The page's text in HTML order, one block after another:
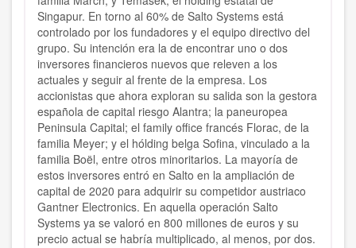
Singapur. En torno al 60% de Salto Systems está
controlado por los fundadores y el equipo directivo del
grupo. Su intención era la de encontrar uno o dos
inversores financieros nuevos que releven a los
actuales y seguir al frente de la empresa. Los
accionistas que ahora exploran su salida son la gestora
española de capital riesgo Alantra; la paneuropea
Peninsula Capital; el family office francés Florac, de la
familia Meyer; y el hólding belga Sofina, vinculado a la
familia Boël, entre otros minoritarios. La mayoría de
estos inversores entró en Salto en la ampliación de
capital de 2020 para adquirir su competidor austriaco
Gantner Electronics. En aquella operación Salto
Systems ya se valoró en 800 millones de euros y su
precio actual se habría multiplicado, al menos, por dos.